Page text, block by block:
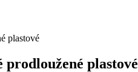
plastové
prodloužené plastové